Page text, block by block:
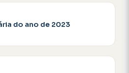
do ano de 2023